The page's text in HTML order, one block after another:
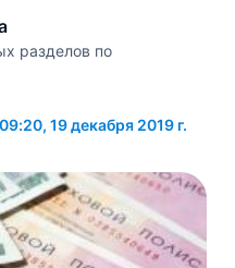
разделов по
09:20, 19 декабря 2019 г.